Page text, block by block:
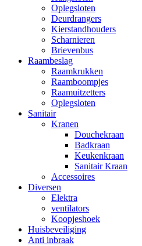
Oplegsloten
Deurdrangers
Kierstandhouders
Scharnieren
Brievenbus
Raambeslag
Raamkrukken
Raamboompjes
Raamuitzetters
Oplegsloten
Sanitair
Kranen
Douchekraan
Badkraan
Keukenkraan
Sanitair Kraan
Accessoires
Diversen
Elektra
ventilators
Koopjeshoek
Huisbeveiliging
Anti inbraak